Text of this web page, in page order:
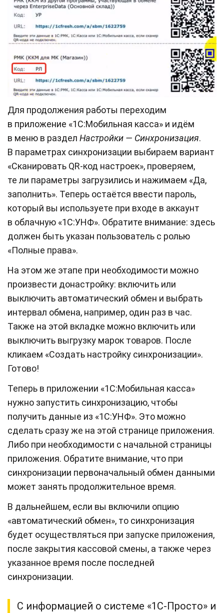
Для продолжения работы переходим
в приложение «1С:Мобильная касса» и идём
в меню в раздел Настройки — Синхронизация.
В параметрах синхронизации выбираем вариант
«Сканировать QR-код настроек», проверяем,
те ли параметры загрузились и нажимаем «Да,
заполнить». Теперь остаётся ввести пароль,
который вы используете при входе в аккаунт
в облачную «1С:УНФ». Обратите внимание: здесь
должен быть указан пользователь с ролью
«Полные права».
На этом же этапе при необходимости можно
произвести донастройку: включить или
выключить автоматический обмен и выбрать
интервал обмена, например, один раз в час.
Также на этой вкладке можно включить или
выключить выгрузку марок товаров. После
кликаем «Создать настройку синхронизации».
Готово!
Теперь в приложении «1С:Мобильная касса»
нужно запустить синхронизацию, чтобы
получить данные из «1С:УНФ». Это можно
сделать сразу же на этой странице приложения.
Либо при необходимости с начальной страницы
приложения. Обратите внимание, что при
синхронизации первоначальный обмен данными
может занять продолжительное время.
В дальнейшем, если вы включили опцию
«автоматический обмен», то синхронизация
будет осуществляться при запуске приложения,
после закрытия кассовой смены, а также через
указанное время после последней
синхронизации.
С информацией о системе «1С-Просто» и